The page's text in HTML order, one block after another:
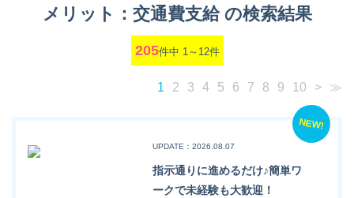
メリット：交通費支給 の検索結果
205件中 1～12件
1 2 3 4 5 6 7 8 9 10 > ≫
NEW!
UPDATE：2026.08.07
指示通りに進めるだけ♪簡単ワ
ークで未経験も大歓迎！